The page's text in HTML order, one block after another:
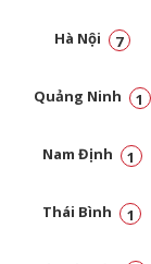
Hà Nội 7
Quảng Ninh 1
Nam Định 1
Thái Bình 1